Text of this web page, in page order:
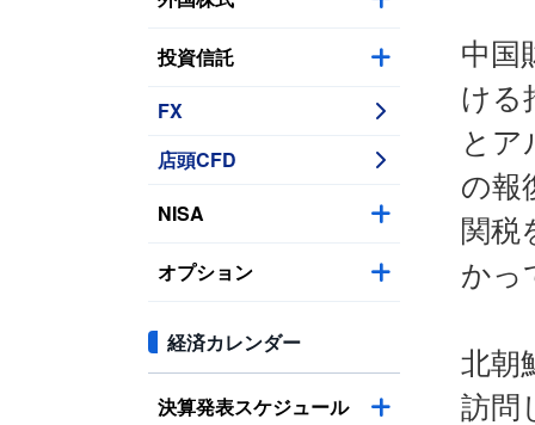
投資信託
FX
店頭CFD
NISA
オプション
経済カレンダー
決算発表スケジュール
中国
ける
とア
の報
関税
かっ
北朝
訪問